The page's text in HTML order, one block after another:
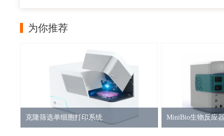
为你推荐
克隆筛选单细胞打印系统 MiniBio生物反应